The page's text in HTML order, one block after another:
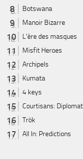
Botswana
Manoir Bizarre
L'ère des masques
Misfit Heroes
Archipels
Kumata
4 keys
Courtisans:
Trök
All In: Predictions